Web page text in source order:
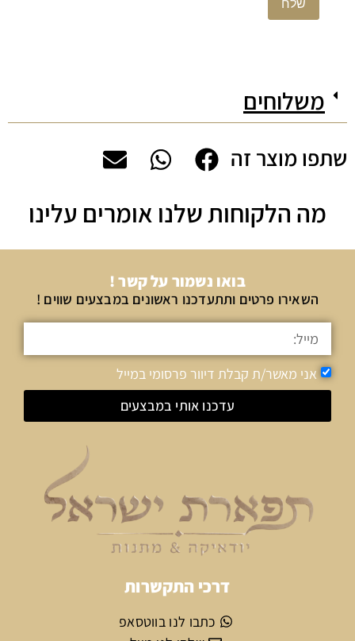
משלוחים
שתפו מוצר זה
מה הלקוחות שלנו אומרים עלינו
בואו נשמור על קשר !
השאירו פרטים ותתעדכנו ראשונים במבצעים שווים !
אני מאשר/ת קבלת דיוור פרסומי במייל
עדכנו אותי במבצעים
דרכי התקשרות
כתבו לנו בווטסאפ